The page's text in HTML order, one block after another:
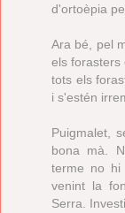
d'ortoèpia
Ara bé, pel
els forasters
tots els
i s'estén
Puigmalet,
bona mà.
terme no hi
venint la
Serra.